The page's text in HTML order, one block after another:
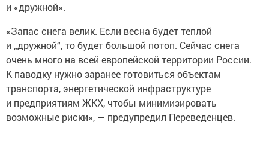
и «дружной».
«Запас снега велик. Если весна будет теплой
и „дружной“, то будет большой потоп. Сейчас снега
очень много на всей европейской территории России.
К паводку нужно заранее готовиться объектам
транспорта, энергетической инфраструктуре
и предприятиям ЖКХ, чтобы минимизировать
возможные риски», — предупредил Переведенцев.